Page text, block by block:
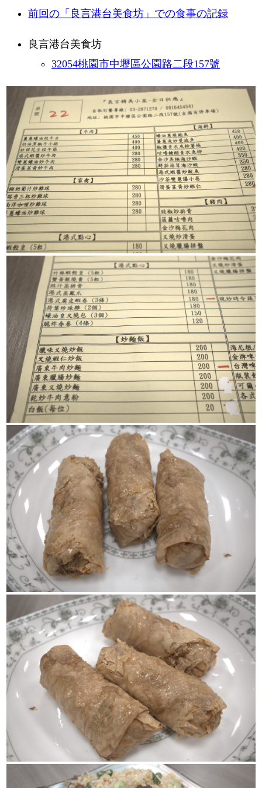
前回の「良言港台美食坊」での食事の記録
良言港台美食坊
32054桃園市中壢區公園路二段157號